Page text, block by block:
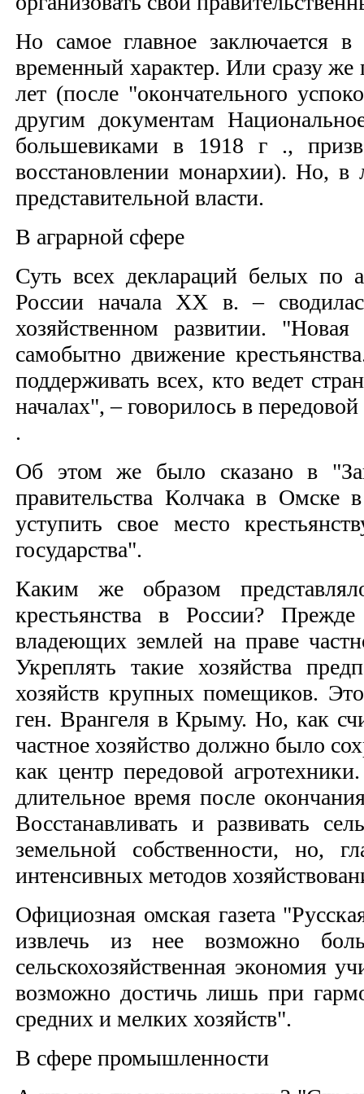
Но самое главное заключается
временный характер. Или сразу
лет (после "окончательного
другим документам
большевиками в 1918 г .,
восстановлении монархии). Но, в
представительной власти.
В аграрной сфере
Суть всех деклараций белых по
России начала XX в. –
хозяйственном развитии.
самобытно движение
поддерживать всех, кто ведет
началах", – говорилось в
.
Об этом же было сказано в
правительства Колчака в Омске
уступить свое место
государства".
Каким же образом
крестьянства в России?
владеющих землей на праве
Укреплять такие хозяйства
хозяйств крупных помещиков.
ген. Врангеля в Крыму. Но, как
частное хозяйство должно было
как центр передовой
длительное время после
Восстанавливать и развивать
земельной собственности, но,
интенсивных методов
Официозная омская газета
извлечь из нее возможно
сельскохозяйственная экономия
возможно достичь лишь при
средних и мелких хозяйств".
В сфере промышленности